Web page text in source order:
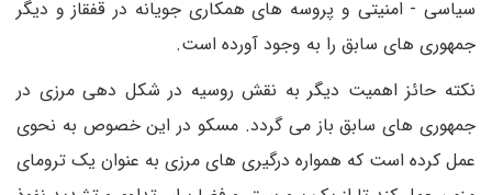
سیاسی - امنیتی و پروسه های همکاری جویانه در قفقاز و دیگر
جمهوری های سابق را به وجود آورده است.
نکته حائز اهمیت دیگر به نقش روسیه در شکل دهی مرزی در
جمهوری های سابق باز می گردد. مسکو در این خصوص به نحوی
عمل کرده است که همواره درگیری های مرزی به عنوان یک ترومای